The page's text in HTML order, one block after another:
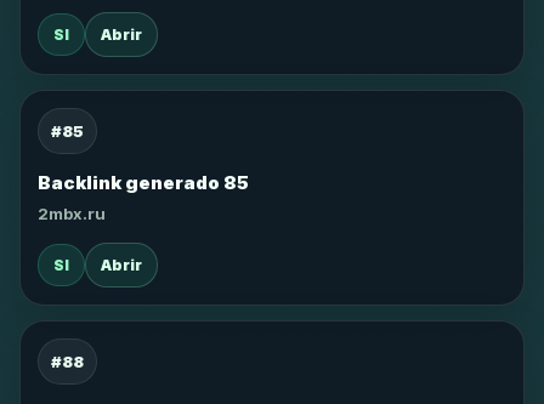
SI Abrir
#85
Backlink generado 85
2mbx.ru
SI Abrir
#88